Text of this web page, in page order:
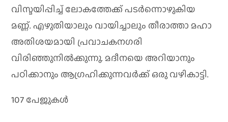
വിസ്മയിപ്പിച്ച് ലോകത്തേക്ക് പടര്‍ന്നൊഴുകിയ
മണ്ണ്. എഴുതിയാലും വായിച്ചാലും തീരാത്താ മഹാ
അതിശയമായി പ്രവാചകനഗരി
വിരിഞ്ഞുനില്‍ക്കുന്നു. മദീനയെ അറിയാനും
പഠിക്കാനും ആഗ്രഹിക്കുന്നവര്‍ക്ക് ഒരു വഴികാട്ടി.
107 പേജുകൾ